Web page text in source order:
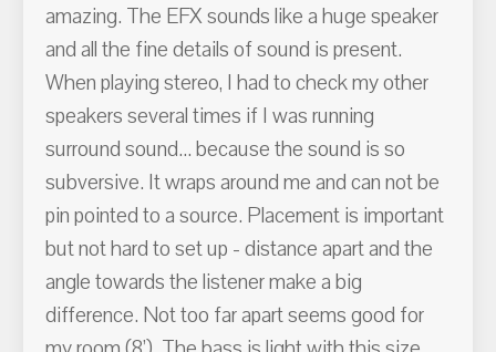
amazing. The EFX sounds like a huge speaker
and all the fine details of sound is present.
When playing stereo, I had to check my other
speakers several times if I was running
surround sound... because the sound is so
subversive. It wraps around me and can not be
pin pointed to a source. Placement is important
but not hard to set up - distance apart and the
angle towards the listener make a big
difference. Not too far apart seems good for